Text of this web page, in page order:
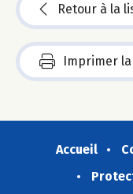
Retour à la
Imprimer
Accueil